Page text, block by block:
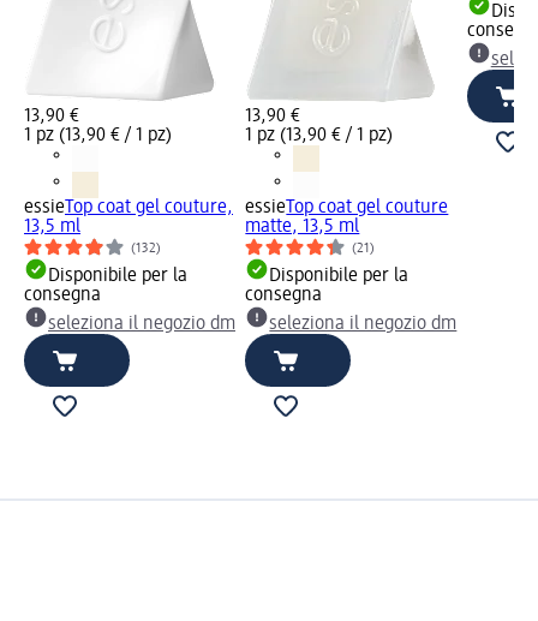
13,90 €
1 pz (13,90 € / 1 pz)
essie Top coat gel couture,
13,5 ml
(132)
Disponibile per la
consegna
seleziona il negozio dm
13,90 €
1 pz (13,90 € / 1 pz)
essie Top coat gel couture
matte, 13,5 ml
(21)
Disponibile per la
consegna
seleziona il negozio dm